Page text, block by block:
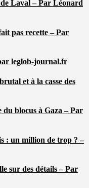
de Laval – Par Léonard
pas recette – Par
leglob-journal.fr
et à la casse des
du blocus à Gaza – Par
: un million de trop ? –
sur des détails – Par